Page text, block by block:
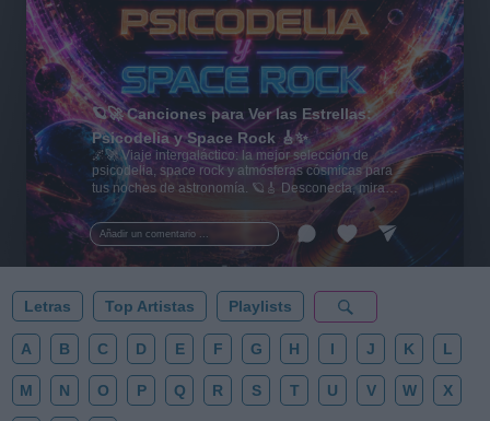
Añadir un comentario ...
🪐🚀 Canciones para Ver las Estrellas:
Psicodelia y Space Rock 🎸✨
🌌🚀 Viaje intergaláctico: la mejor selección de
psicodelia, space rock y atmósferas cósmicas para
tus noches de astronomía. 🪐🎸 Desconecta, mira
al firmamento y siente la gravedad cero. 💾 ¡Guarda
esta colección para tu próxima noche estrellada!
✨⭐
Letras Top Artistas Playlists
A B C D E F G H I J K L
M N O P Q R S T U V W X